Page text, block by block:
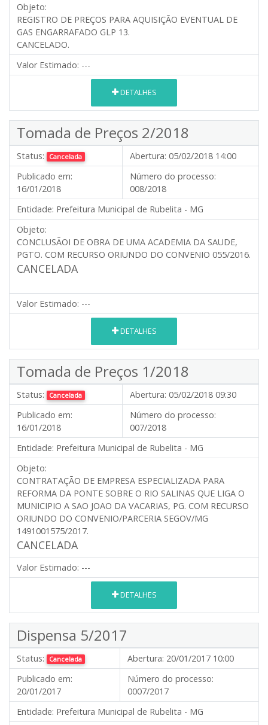
Objeto:
REGISTRO DE PREÇOS PARA AQUISIÇÃO EVENTUAL DE
GAS ENGARRAFADO GLP 13.
CANCELADO.
Valor Estimado: ---
DETALHES
Tomada de Preços 2/2018
Status: Cancelada Abertura: 05/02/2018 14:00
Publicado em:
16/01/2018
Número do processo:
008/2018
Entidade: Prefeitura Municipal de Rubelita - MG
Objeto:
CONCLUSÃOI DE OBRA DE UMA ACADEMIA DA SAUDE,
PGTO. COM RECURSO ORIUNDO DO CONVENIO 055/2016.
CANCELADA
Valor Estimado: ---
DETALHES
Tomada de Preços 1/2018
Status: Cancelada Abertura: 05/02/2018 09:30
Publicado em:
16/01/2018
Número do processo:
007/2018
Entidade: Prefeitura Municipal de Rubelita - MG
Objeto:
CONTRATAÇÃO DE EMPRESA ESPECIALIZADA PARA
REFORMA DA PONTE SOBRE O RIO SALINAS QUE LIGA O
MUNICIPIO A SAO JOAO DA VACARIAS, PG. COM RECURSO
ORIUNDO DO CONVENIO/PARCERIA SEGOV/MG
1491001575/2017.
CANCELADA
Valor Estimado: ---
DETALHES
Dispensa 5/2017
Status: Cancelada Abertura: 20/01/2017 10:00
Publicado em:
20/01/2017
Número do processo:
0007/2017
Entidade: Prefeitura Municipal de Rubelita - MG